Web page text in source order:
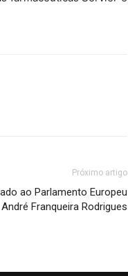
Próximo artigo
ao Parlamento Europeu
André Franqueira Rodrigues